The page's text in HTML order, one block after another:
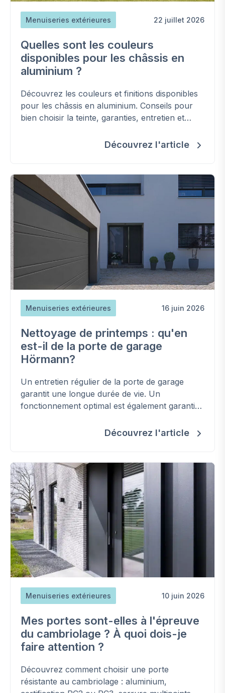
Menuiseries extérieures 22 juillet 2026
Quelles sont les couleurs
disponibles pour les châssis en
aluminium ?
Découvrez les couleurs et finitions disponibles
pour les châssis en aluminium. Conseils pour
bien choisir la teinte, garanties, entretien et
Découvrez l'article
Menuiseries extérieures 16 juin 2026
Nettoyage de printemps : qu'en
est-il de la porte de garage
Hörmann?
Un entretien régulier de la porte de garage
garantit une longue durée de vie. Un
fonctionnement optimal est également garanti
Découvrez l'article
Menuiseries extérieures 10 juin 2026
Mes portes sont-elles à l'épreuve
du cambriolage ? À quoi dois-je
faire attention ?
Découvrez comment choisir une porte
résistante au cambriolage : aluminium,